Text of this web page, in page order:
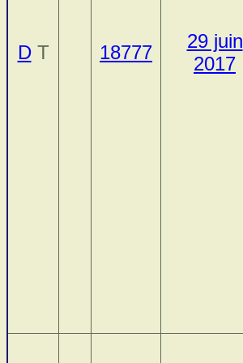
DT 18777
29 juin
2017